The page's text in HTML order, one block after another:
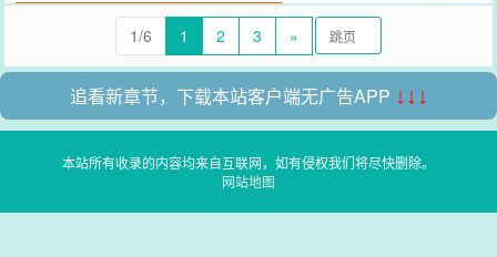
1/6 1 2 3 »
追看新章节，下载本站客户端无广告APP ↓↓↓
本站所有收录的内容均来自互联网，如有侵权我们将尽快删除。
网站地图